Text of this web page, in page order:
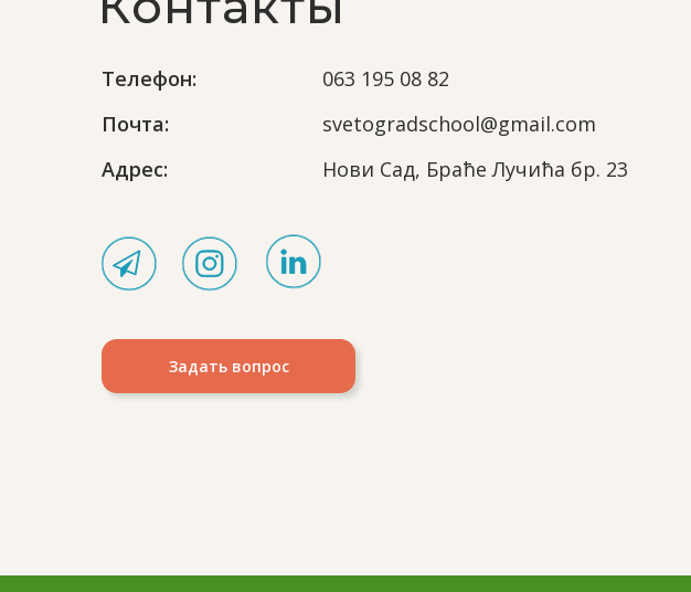
Задать вопрос
svetogradschool@gmail.com
Почта:
Нови Сад, Браће Лучића бр. 23
Адрес:
063 195 08 82
Телефон: